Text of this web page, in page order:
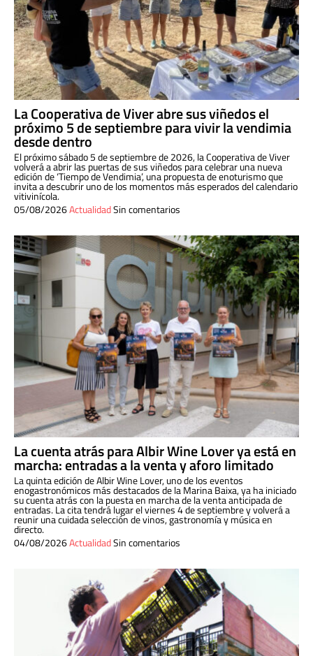
La Cooperativa de Viver abre sus viñedos el
próximo 5 de septiembre para vivir la vendimia
desde dentro
El próximo sábado 5 de septiembre de 2026, la Cooperativa de Viver
volverá a abrir las puertas de sus viñedos para celebrar una nueva
edición de ‘Tiempo de Vendimia’, una propuesta de enoturismo que
invita a descubrir uno de los momentos más esperados del calendario
vitivinícola.
05/08/2026ActualidadSin comentarios
La cuenta atrás para Albir Wine Lover ya está en
marcha: entradas a la venta y aforo limitado
La quinta edición de Albir Wine Lover, uno de los eventos
enogastronómicos más destacados de la Marina Baixa, ya ha iniciado
su cuenta atrás con la puesta en marcha de la venta anticipada de
entradas. La cita tendrá lugar el viernes 4 de septiembre y volverá a
reunir una cuidada selección de vinos, gastronomía y música en
directo.
04/08/2026ActualidadSin comentarios